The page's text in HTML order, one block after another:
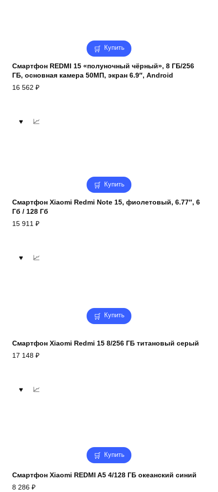
Купить
Смартфон REDMI 15 «полуночный чёрный», 8 ГБ/256
ГБ, основная камера 50МП, экран 6.9″, Android
16 562 ₽
Купить
Смартфон Xiaomi Redmi Note 15, фиолетовый, 6.77″, 6
Гб / 128 Гб
15 911 ₽
Купить
Смартфон Xiaomi Redmi 15 8/256 ГБ титановый серый
17 148 ₽
Купить
Смартфон Xiaomi REDMI A5 4/128 ГБ океанский синий
8 286 ₽